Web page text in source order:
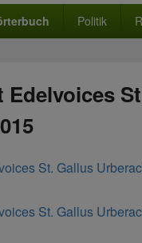
Politik
St. Gallus
St. Gallus